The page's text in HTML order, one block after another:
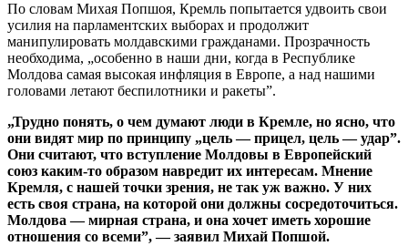
По словам Михая Попшоя, Кремль попытается удвоить свои
усилия на парламентских выборах и продолжит
манипулировать молдавскими гражданами. Прозрачность
необходима, „особенно в наши дни, когда в Республике
Молдова самая высокая инфляция в Европе, а над нашими
головами летают беспилотники и ракеты”.
„Трудно понять, о чем думают люди в Кремле, но ясно, что
они видят мир по принципу „цель — прицел, цель — удар”.
Они считают, что вступление Молдовы в Европейский
союз каким-то образом навредит их интересам. Мнение
Кремля, с нашей точки зрения, не так уж важно. У них
есть своя страна, на которой они должны сосредоточиться.
Молдова — мирная страна, и она хочет иметь хорошие
отношения со всеми”, — заявил Михай Попшой.